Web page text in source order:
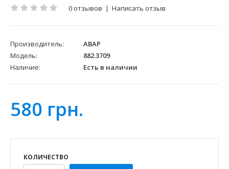
0 отзывов | Написать отзыв
Производитель:
АВАР
Модель:
882.3709
Наличие:
Есть в наличии
580 грн.
КОЛИЧЕСТВО